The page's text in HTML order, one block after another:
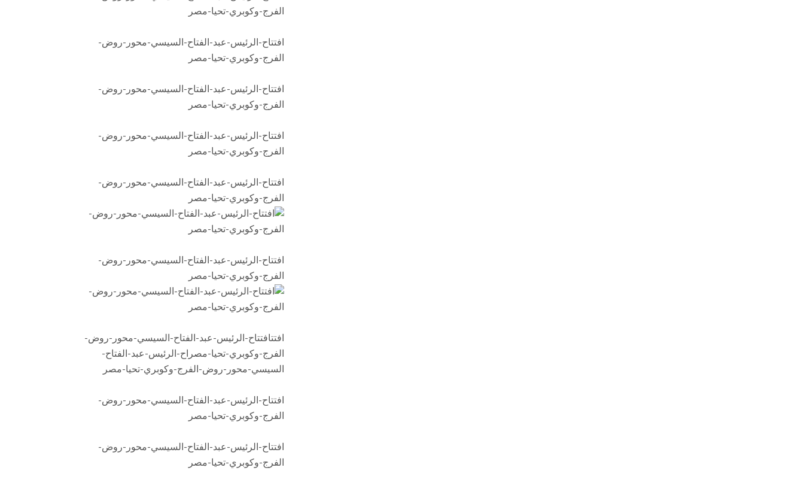
الفرج-وكوبري-تحيا-مصر
افتتاح-الرئيس-عبد-الفتاح-السيسي-محور-روض-
الفرج-وكوبري-تحيا-مصر
افتتاح-الرئيس-عبد-الفتاح-السيسي-محور-روض-
الفرج-وكوبري-تحيا-مصر
افتتاح-الرئيس-عبد-الفتاح-السيسي-محور-روض-
الفرج-وكوبري-تحيا-مصر
افتتاح-الرئيس-عبد-الفتاح-السيسي-محور-روض-
الفرج-وكوبري-تحيا-مصر
افتتاح-الرئيس-عبد-الفتاح-السيسي-محور-روض-
الفرج-وكوبري-تحيا-مصر
افتتافتتاح-الرئيس-عبد-الفتاح-السيسي-محور-روض-
الفرج-وكوبري-تحيا-مصراح-الرئيس-عبد-الفتاح-
السيسي-محور-روض-الفرج-وكوبري-تحيا-مصر
افتتاح-الرئيس-عبد-الفتاح-السيسي-محور-روض-
الفرج-وكوبري-تحيا-مصر
افتتاح-الرئيس-عبد-الفتاح-السيسي-محور-روض-
الفرج-وكوبري-تحيا-مصر